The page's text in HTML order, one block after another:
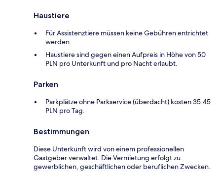
Haustiere
Für Assistenztiere müssen keine Gebühren entrichtet
werden
Haustiere sind gegen einen Aufpreis in Höhe von 50
PLN pro Unterkunft und pro Nacht erlaubt.
Parken
Parkplätze ohne Parkservice (überdacht) kosten 35.45
PLN pro Tag.
Bestimmungen
Diese Unterkunft wird von einem professionellen
Gastgeber verwaltet. Die Vermietung erfolgt zu
gewerblichen, geschäftlichen oder beruflichen Zwecken.